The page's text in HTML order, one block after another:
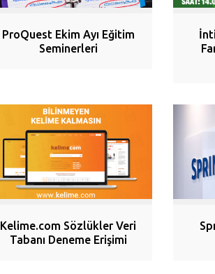
ProQuest Ekim Ayı Eğitim
Seminerleri
Kelime.com Sözlükler Veri
Tabanı Deneme Erişimi